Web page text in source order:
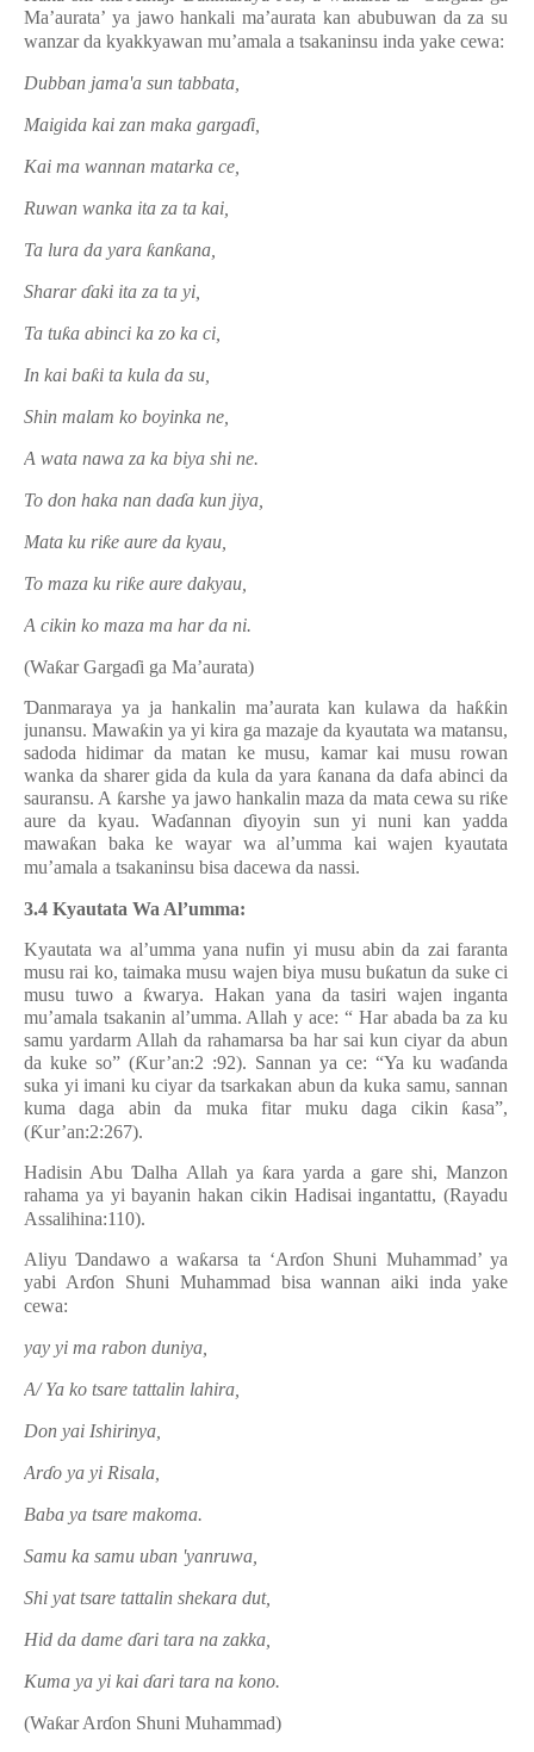
Ma’aurata’ ya jawo hankali ma’aurata kan abubuwan da za su
wanzar da kyakkyawan mu’amala a tsakaninsu inda yake cewa:
Dubban jama'a sun tabbata,
Maigida kai zan maka gargaɗi,
Kai ma wannan matarka ce,
Ruwan wanka ita za ta kai,
Ta lura da yara ƙanƙana,
Shararɗaki ita za ta yi,
Ta tuƙa abinci ka zo ka ci,
In kai baƙi ta kula da su,
Shin malam ko boyinka ne,
A wata nawa za ka biya shi ne.
To don haka nan daɗa kun jiya,
Mata ku riƙe aure da kyau,
To maza ku riƙe aure dakyau,
A cikin ko maza ma har da ni.
(Waƙar Gargaɗi ga Ma’aurata)
Ɗanmaraya ya ja hankalin ma’aurata kan kulawa da haƙƙin
junansu. Mawaƙin ya yi kira ga mazaje da kyautata wa matansu,
sadoda hidimar da matan ke musu, kamar kai musu rowan
wanka da sharer gida da kula da yara ƙanana da dafa abinci da
sauransu. A ƙarshe ya jawo hankalin maza da mata cewa su riƙe
aure da kyau. Waɗannanɗiyoyin sun yi nuni kan yadda
mawaƙan baka ke wayar wa al’umma kai wajen kyautata
mu’amala a tsakaninsu bisa dacewa da nassi.
3.4 Kyautata Wa Al’umma:
Kyautata wa al’umma yana nufin yi musu abin da zai faranta
musu rai ko, taimaka musu wajen biya musu buƙatun da suke ci
musu tuwo a ƙwarya. Hakan yana da tasiri wajen inganta
mu’amala tsakanin al’umma. Allah y ace: “ Har abada ba za ku
samu yardarm Allah da rahamarsa ba har sai kun ciyar da abun
da kuke so” (Ƙur’an:2 :92). Sannan ya ce: “Ya ku waɗanda
suka yi imani ku ciyar da tsarkakan abun da kuka samu, sannan
kuma daga abin da muka fitar muku daga cikin ƙasa”,
(Ƙur’an:2:267).
Hadisin AbuƊalha Allah ya ƙara yarda a gare shi, Manzon
rahama ya yi bayanin hakan cikin Hadisai ingantattu, (Rayadu
Assalihina:110).
AliyuƊandawo a waƙarsa ta ‘Arɗon Shuni Muhammad’ ya
yabi Arɗon Shuni Muhammad bisa wannan aiki inda yake
cewa:
yay yi ma rabon duniya,
A/ Ya ko tsare tattalin lahira,
Don yai Ishirinya,
Arɗo ya yi Risala,
Baba ya tsare makoma.
Samu ka samu uban 'yanruwa,
Shi yat tsare tattalin shekara dut,
Hid da dame ɗari tara na zakka,
Kuma ya yi kai ɗari tara na kono.
(Waƙar Arɗon Shuni Muhammad)